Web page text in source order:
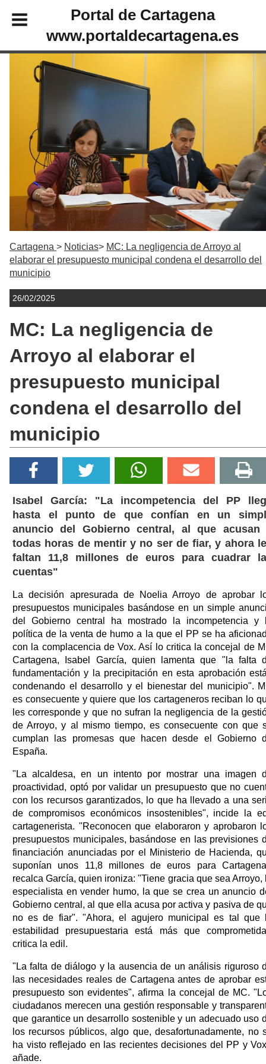
Portal de Cartagena
www.portaldecartagena.es
Cartagena Noticias
MC: La negligencia de Arroyo al
elaborar el presupuesto municipal condena el desarrollo del
municipio
26/02/2025
MC: La negligencia de
Arroyo al elaborar el
presupuesto municipal
condena el desarrollo del
municipio
Isabel García: "La incompetencia del PP
hasta el punto de que confían en un
anuncio del Gobierno central, al que acusan
todas horas de mentir y no ser de fiar, y ahora
faltan 11,8 millones de euros para cuadrar
cuentas"
La decisión apresurada de Noelia Arroyo de aprobar
presupuestos municipales basándose en un simple
del Gobierno central ha mostrado la incompetencia y
política de la venta de humo a la que el PP se ha
con la complacencia de Vox. Así lo critica la concejal de
Cartagena, Isabel García, quien lamenta que "la falta
fundamentación y la precipitación en esta aprobación
condenando el desarrollo y el bienestar del municipio".
es consecuente y quiere que los cartageneros reciban lo
les corresponde y que no sufran la negligencia de la
de Arroyo, y al mismo tiempo, es consecuente con que
cumplan las promesas que hacen desde el Gobierno
España.
"La alcaldesa, en un intento por mostrar una imagen
proactividad, optó por validar un presupuesto que no
con los recursos garantizados, lo que ha llevado a una
de compromisos económicos insostenibles", incide la
cartagenerista. "Reconocen que elaboraron y aprobaron
presupuestos municipales, basándose en las previsiones
financiación anunciadas por el Ministerio de Hacienda,
suponían unos 11,8 millones de euros para
recalca García, quien ironiza: "Tiene gracia que sea Arroyo,
especialista en vender humo, la que se crea un anuncio
Gobierno central, al que ella acusa por activa y pasiva de
no es de fiar". "Ahora, el agujero municipal es tal que
estabilidad presupuestaria está más que
critica la edil.
"La falta de diálogo y la ausencia de un análisis riguroso
las necesidades reales de Cartagena antes de aprobar
presupuesto son evidentes", afirma la concejal de MC.
ciudadanos merecen una gestión responsable y
que garantice un desarrollo sostenible y un adecuado uso
los recursos públicos, algo que, desafortunadamente, no
ha visto reflejado en las recientes decisiones del PP y
añade.